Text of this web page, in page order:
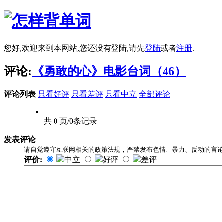
您好,欢迎来到本网站,您还没有登陆,请先登陆或者注册.
评论: 《勇敢的心》电影台词（46）
评论列表 只看好评 只看差评 只看中立 全部评论
共 0 页/0条记录
发表评论
请自觉遵守互联网相关的政策法规，严禁发布色情、暴力、反动的言
评价: 中立 好评 差评